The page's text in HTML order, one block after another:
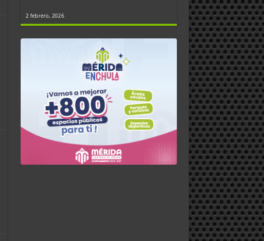
2 febrero, 2026